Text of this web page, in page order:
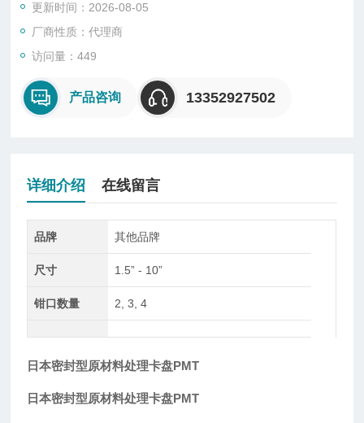
尺寸：1.5" - 10"
钳口数量：2, 3, 4
重复性：1.5 μm以内
更新时间：2026-08-05
厂商性质：代理商
访问量：449
产品咨询 13352927502
详细介绍 在线留言
品牌 其他品牌
尺寸 1.5” - 10”
钳口数量 2, 3, 4
日本密封型原材料处理卡盘PMT
日本密封型原材料处理卡盘PMT